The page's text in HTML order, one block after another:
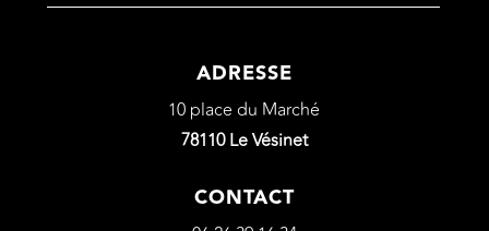
ADRESSE
10 place du Marché
78110 Le Vésinet
CONTACT